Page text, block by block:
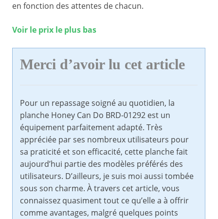
en fonction des attentes de chacun.
Voir le prix le plus bas
Merci d’avoir lu cet article
Pour un repassage soigné au quotidien, la
planche Honey Can Do BRD-01292 est un
équipement parfaitement adapté. Très
appréciée par ses nombreux utilisateurs pour
sa praticité et son efficacité, cette planche fait
aujourd’hui partie des modèles préférés des
utilisateurs. D’ailleurs, je suis moi aussi tombée
sous son charme. À travers cet article, vous
connaissez quasiment tout ce qu’elle a à offrir
comme avantages, malgré quelques points